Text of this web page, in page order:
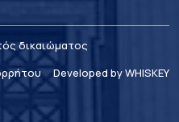
δικαιώματος
Developed by WHISKEY